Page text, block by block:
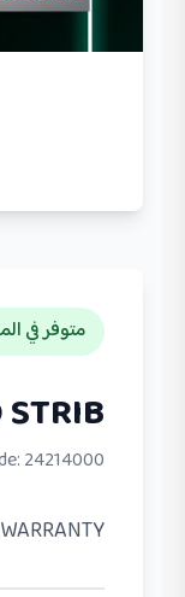
متوفر في
STRIB
24214000